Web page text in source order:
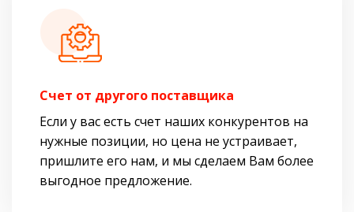
Cчет от другого поставщика
Если у вас есть счет наших конкурентов на
нужные позиции, но цена не устраивает,
пришлите его нам, и мы сделаем Вам более
выгодное предложение.